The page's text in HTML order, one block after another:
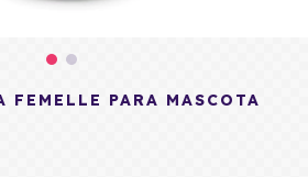
PARA MASCOTA